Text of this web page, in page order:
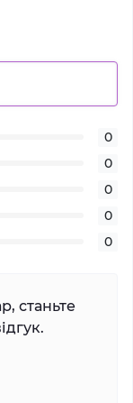
0
0
0
0
0
станьте